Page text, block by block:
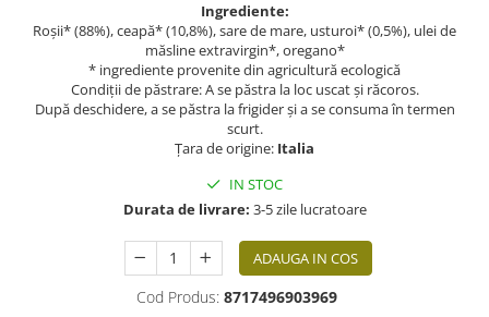
Ingrediente:
Roșii* (88%), ceapă* (10,8%), sare de mare, usturoi* (0,5%), ulei de
măsline extravirgin*, oregano*
* ingrediente provenite din agricultură ecologică
Condiții de păstrare: A se păstra la loc uscat și răcoros.
După deschidere, a se păstra la frigider și a se consuma în termen
scurt.
Țara de origine: Italia
IN STOC
Durata de livrare: 3-5 zile lucratoare
ADAUGA IN COS
Cod Produs: 8717496903969